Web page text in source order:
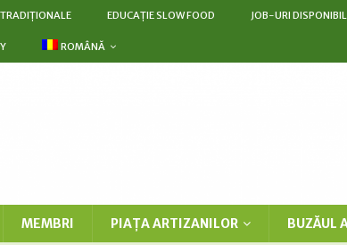
EDUCAȚIE SLOW FOOD JOB-URI
ROMÂNĂ
MEMBRI PIAȚA ARTIZANILOR BUZĂUL